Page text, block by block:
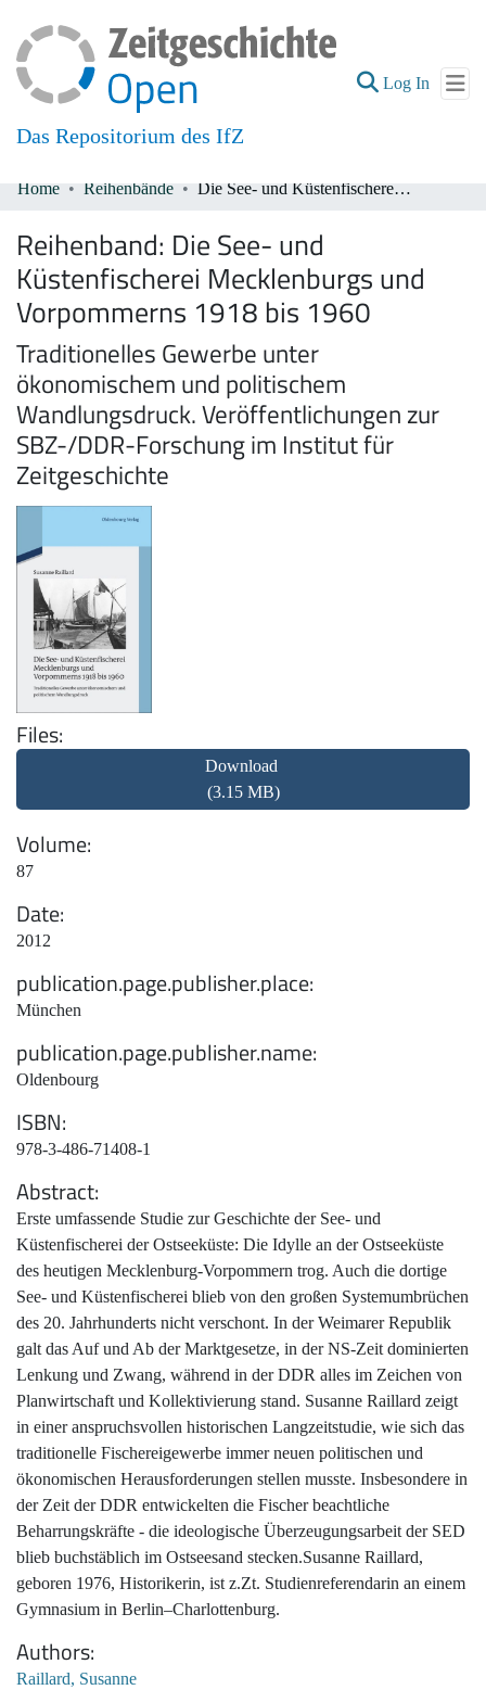
Das Repositorium des IfZ
Log In (current)
All of DSpace
Home Reihenbände Die See- und Küstenfischerei Mecklenburgs und Vorpommerns 1918 bis 1960
Reihenband: Die See- und
Küstenfischerei Mecklenburgs und
Vorpommerns 1918 bis 1960
Traditionelles Gewerbe unter
ökonomischem und politischem
Wandlungsdruck. Veröffentlichungen zur
SBZ-/DDR-Forschung im Institut für
Zeitgeschichte
Files
Download
(3.15 MB)
Volume
87
Date
2012
publication.page.publisher.place
München
publication.page.publisher.name
Oldenbourg
ISBN
978-3-486-71408-1
Abstract
Erste umfassende Studie zur Geschichte der See- und
Küstenfischerei der Ostseeküste: Die Idylle an der Ostseeküste
des heutigen Mecklenburg-Vorpommern trog. Auch die dortige
See- und Küstenfischerei blieb von den großen Systemumbrüchen
des 20. Jahrhunderts nicht verschont. In der Weimarer Republik
galt das Auf und Ab der Marktgesetze, in der NS-Zeit dominierten
Lenkung und Zwang, während in der DDR alles im Zeichen von
Planwirtschaft und Kollektivierung stand. Susanne Raillard zeigt
in einer anspruchsvollen historischen Langzeitstudie, wie sich das
traditionelle Fischereigewerbe immer neuen politischen und
ökonomischen Herausforderungen stellen musste. Insbesondere in
der Zeit der DDR entwickelten die Fischer beachtliche
Beharrungskräfte - die ideologische Überzeugungsarbeit der SED
blieb buchstäblich im Ostseesand stecken.Susanne Raillard,
geboren 1976, Historikerin, ist z.Zt. Studienreferendarin an einem
Gymnasium in Berlin–Charlottenburg.
Authors
Raillard, Susanne